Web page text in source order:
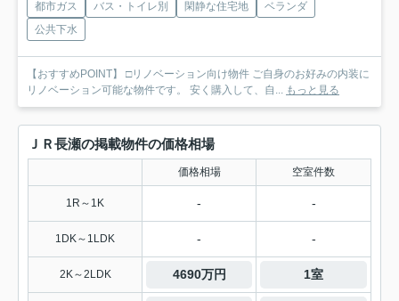
都市ガス バス・トイレ別 閑静な住宅地
ベランダ
公共下水
【おすすめPOINT】 □リノベーション向け物件 ご自身のお好みの内装に
リノベーション可能な物件です。 安く購入して、自... もっと見る
ＪＲ長瀬の掲載物件の価格相場
価格相場 空室件数
1R～1K - -
1DK～1LDK - -
2K～2LDK 4690万円 1室